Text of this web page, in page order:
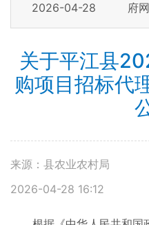
2026-04-28
府
关于平江县
购项目招标代
来源：县农业农村局
2026-04-28 16:12